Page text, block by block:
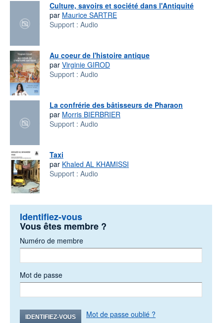
Culture, savoirs et société dans l'Antiquité
par Maurice SARTRE
Support : Audio
Au coeur de l'histoire antique
par Virginie GIROD
Support : Audio
La confrérie des bâtisseurs de Pharaon
par Morris BIERBRIER
Support : Audio
Taxi
par Khaled AL KHAMISSI
Support : Audio
Identifiez-vous
Vous êtes membre ?
Numéro de membre
Mot de passe
IDENTIFIEZ-VOUS Mot de passe oublié ?